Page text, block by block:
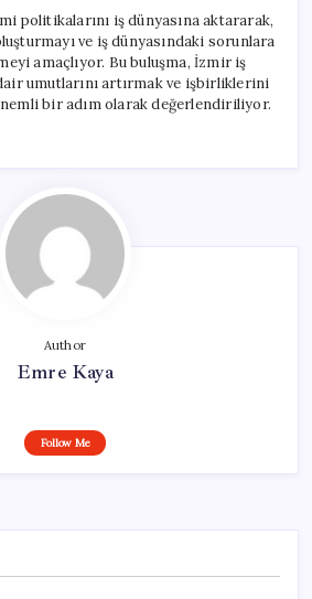
politikalarını iş dünyasına aktararak,
ve iş dünyasındaki sorunlara
amaçlıyor. Bu buluşma, İzmir iş
umutlarını artırmak ve işbirliklerini
bir adım olarak değerlendiriliyor.
Author
Emre Kaya
Follow Me